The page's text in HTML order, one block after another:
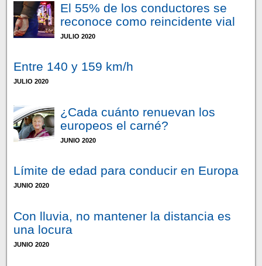
El 55% de los conductores se
reconoce como reincidente vial
JULIO 2020
Entre 140 y 159 km/h
JULIO 2020
¿Cada cuánto renuevan los
europeos el carné?
JUNIO 2020
Límite de edad para conducir en Europa
JUNIO 2020
Con lluvia, no mantener la distancia es
una locura
JUNIO 2020